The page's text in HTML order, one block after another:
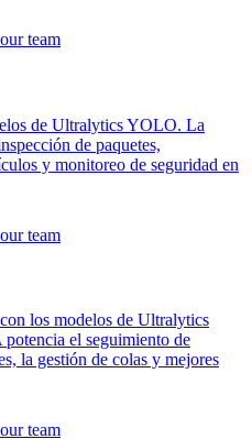
de Ultralytics YOLO. La
de paquetes,
y monitoreo de seguridad en
los modelos de Ultralytics
el seguimiento de
la gestión de colas y mejores